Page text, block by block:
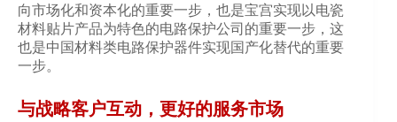
向市场化和资本化的重要一步，也是宝宫实现以电瓷
材料贴片产品为特色的电路保护公司的重要一步，这
也是中国材料类电路保护器件实现国产化替代的重要
一步。
与战略客户互动，更好的服务市场